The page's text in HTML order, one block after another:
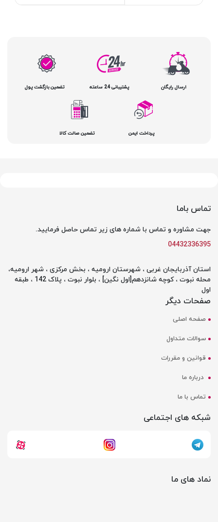
ارسال رایگان پشتیبانی 24 ساعته تضمین بازگشت پول
پرداخت ایمن تضمین صالت کالا
تماس باما
جهت مشاوره و تماس با شماره های زیر تماس حاصل فرمایید.
04432336395
استان آذربایجان غربی ، شهرستان ارومیه ، بخش مرکزی ، شهر ارومیه،
محله نبوت ، کوچه شانزدهم[اول نگین] ، بلوار نبوت ، پلاک 142 ، طبقه
اول
صفحات دیگر
صفحه اصلی
سوالات متداول
قوانین و مقررات
درباره ما
تماس با ما
شبکه های اجتماعی
نماد های ما